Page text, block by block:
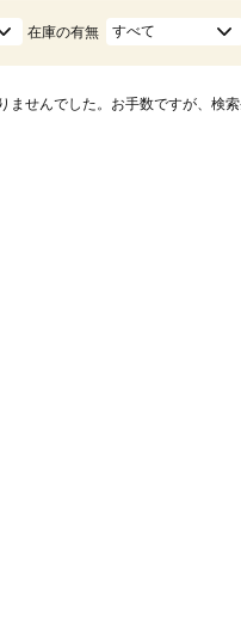
在庫の有無 すべて
ませんでした。お手数ですが、検索